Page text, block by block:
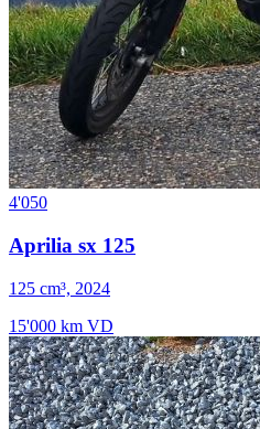
4'050
Aprilia sx 125
125 cm³, 2024
15'000 km VD